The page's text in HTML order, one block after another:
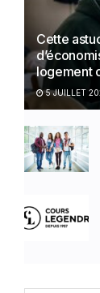
Cette
logement
5 JUILLET